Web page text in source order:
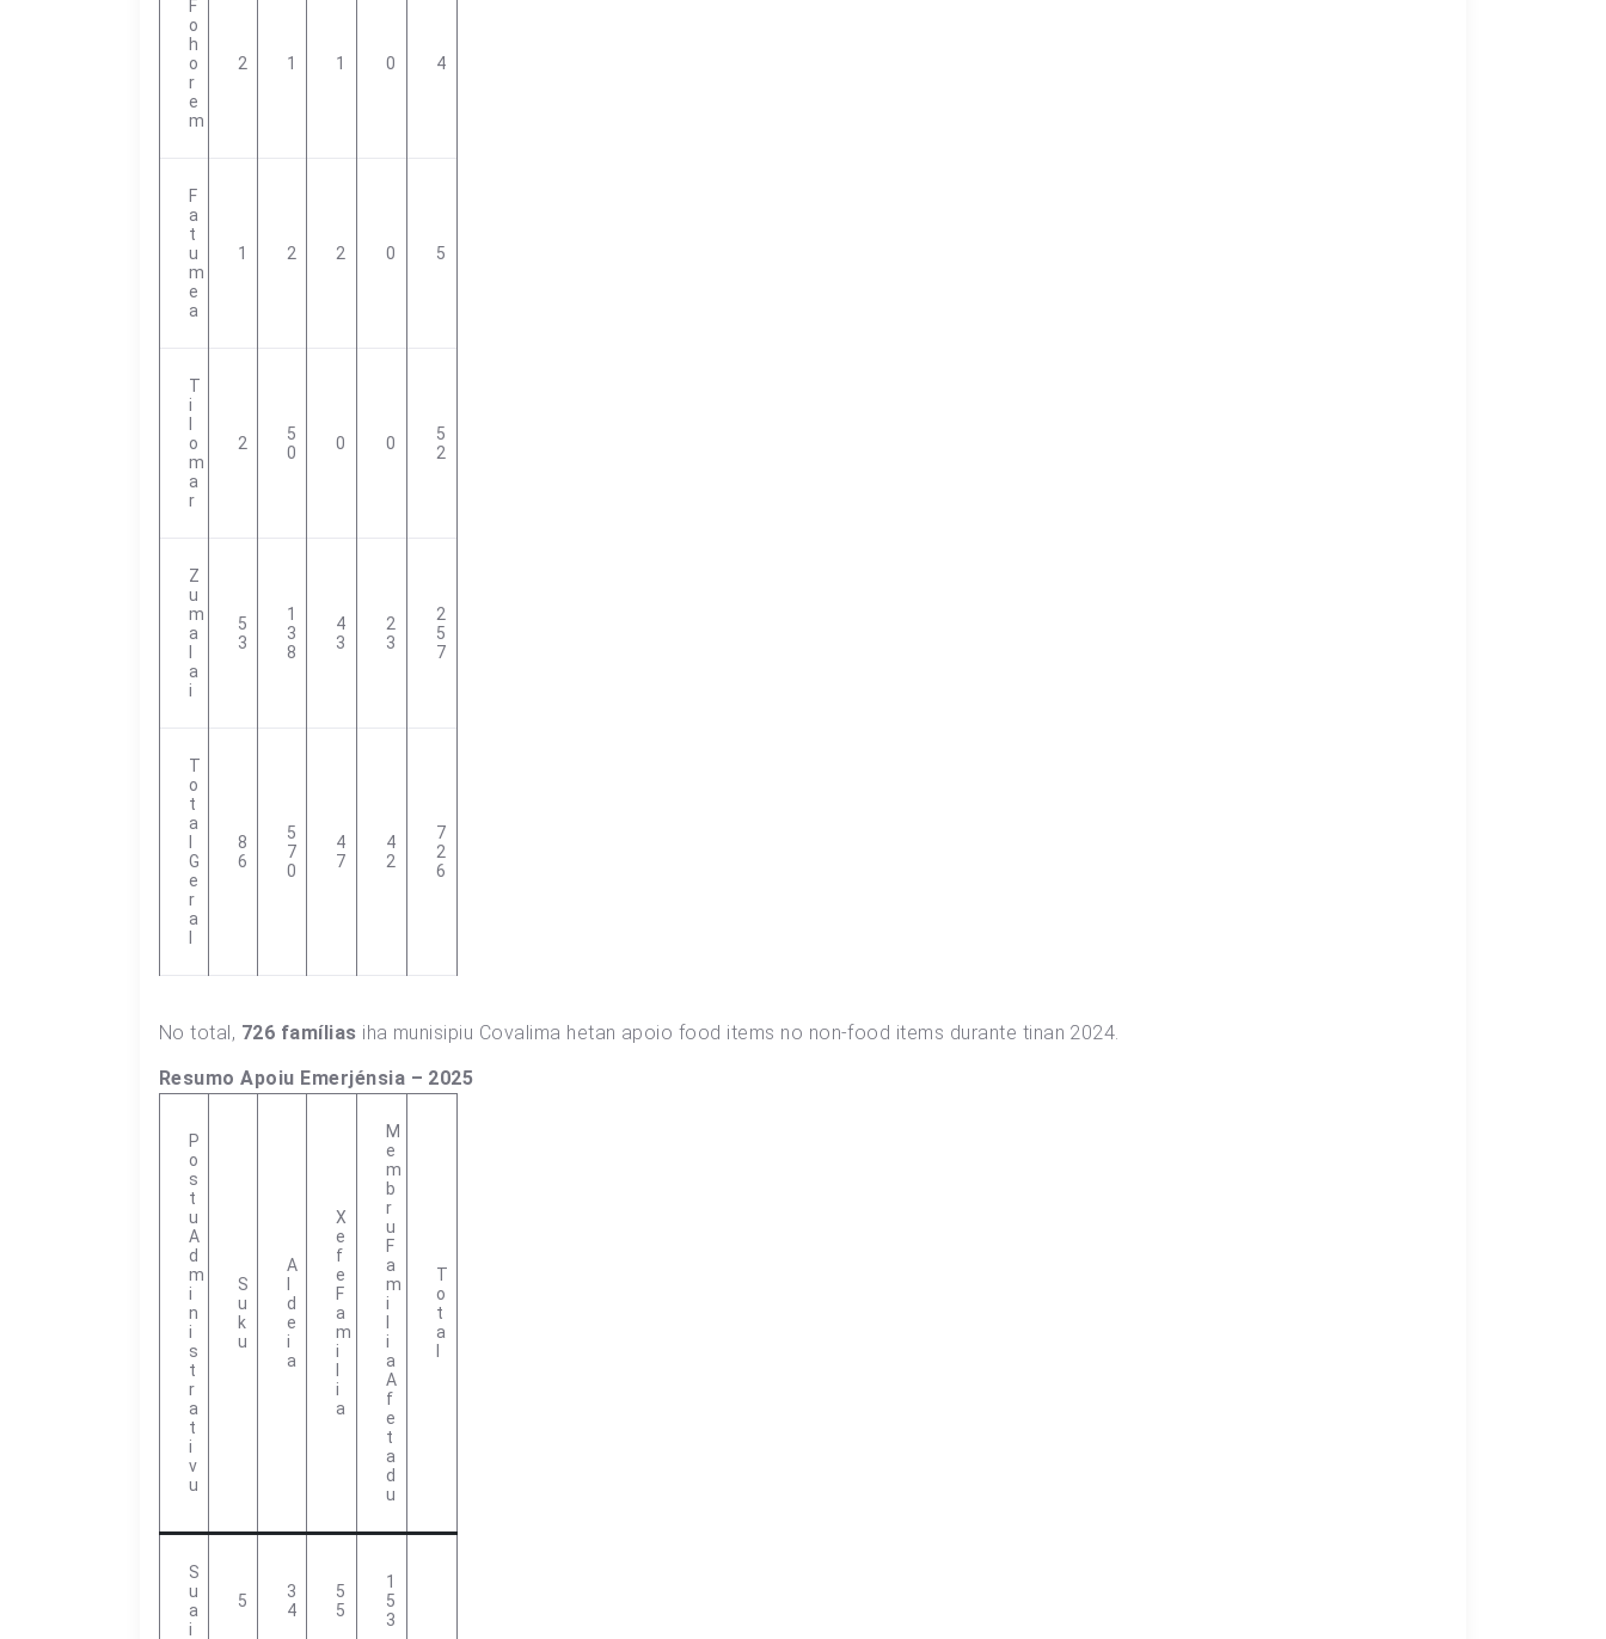
F
O
H
O
R
E
M
2 1 1 0 4
F
A
T
U
M
E
A
1 2 2 0 5
T
I
O
M
A
R
2
5
0
0 0
5
2
Z
U
M
A
A
I
5
3
1
3
8
4
3
2
3
2
5
7
T
O
T
A
G
E
R
A
8
6
5
7
0
4
7
4
2
7
2
6
No total, 726 famílias iha munisipiu Covalima hetan apoio food items no non-food items durante tinan 2024.
Resumo Apoiu Emerjénsia – 2025
P
O
S
T
U
A
D
M
I
N
I
S
T
R
A
T
I
V
U
S
U
K
U
A
D
E
I
A
X
E
F
E
F
A
M
I
I
A
M
E
M
B
R
U
F
A
M
I
I
A
A
F
E
T
A
D
U
T
O
T
A
S
U
A
I
5
3
4
5
5
1
5
3